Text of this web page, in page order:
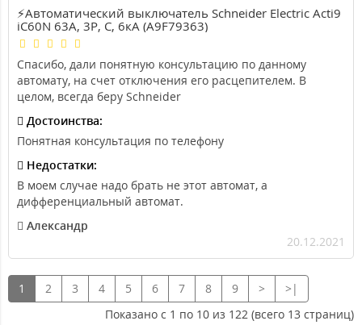
⚡Автоматический выключатель Schneider Electric Acti9
iC60N 63A, 3P, С, 6кА (A9F79363)
Спасибо, дали понятную консультацию по данному
автомату, на счет отключения его расцепителем. В
целом, всегда беру Schneider
Достоинства:
Понятная консультация по телефону
Недостатки:
В моем случае надо брать не этот автомат, а
дифференциальный автомат.
Александр
20.12.2021
1 2 3 4 5 6 7 8 9 >
>|
Показано с 1 по 10 из 122 (всего 13 страниц)